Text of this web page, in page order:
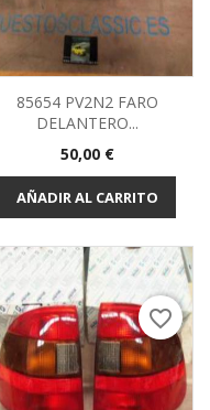
85654 PV2N2 FARO
DELANTERO...
Precio
50,00 €
AÑADIR AL CARRITO
favorite_border